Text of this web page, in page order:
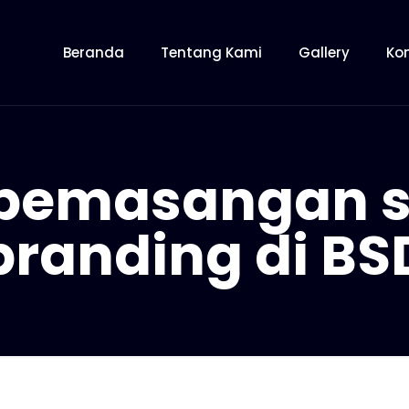
Beranda Tentang Kami Gallery
di